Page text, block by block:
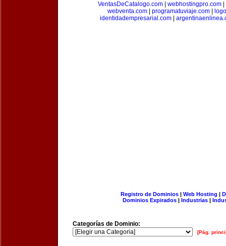
VentasDeCatalogo.com| webhostingpro.com|
webventa.com
programatuviaje.com
identidadempresarial.com
Registro de Dominios| Web Hosting |
Dominios Expirados | Industrias |
Categorías de Dominio:
[Pág.